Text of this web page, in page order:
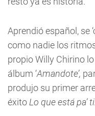
Aprendió español, se
como nadie los
propio Willy Chirino
álbum ‘Amandote’,
produjo su primer
éxito Lo que está pa’ ti.